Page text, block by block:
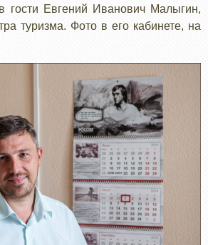
гости Евгений Иванович Малыгин,
туризма. Фото в его кабинете, на